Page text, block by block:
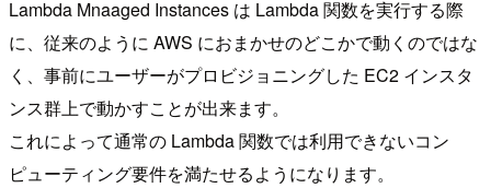
Lambda Mnaaged Instances は Lambda 関数を実行する際
に、従来のように AWS におまかせのどこかで動くのではな
く、事前にユーザーがプロビジョニングした EC2 インスタ
ンス群上で動かすことが出来ます。
これによって通常の Lambda 関数では利用できないコン
ピューティング要件を満たせるようになります。